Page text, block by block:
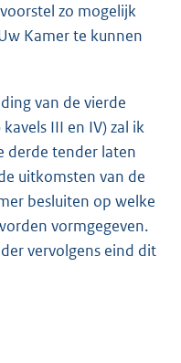
zo mogelijk
Kamer te kunnen
van de vierde
III en IV) zal ik
derde tender laten
uitkomsten van de
besluiten op welke
vormgegeven.
vervolgens eind dit